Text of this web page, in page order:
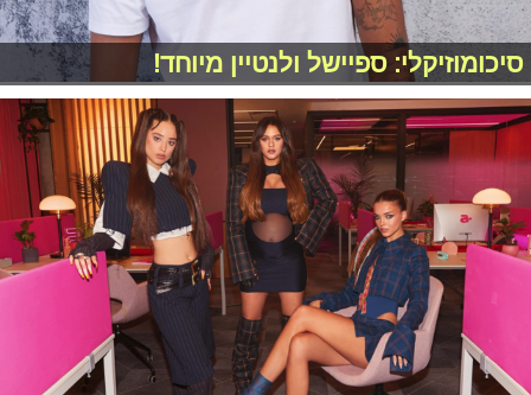
סיכומוזיקלי: ספיישל ולנטיין מיוחד!